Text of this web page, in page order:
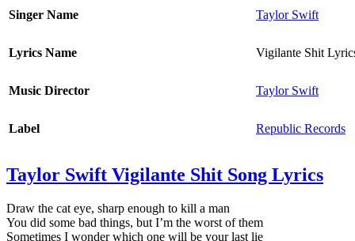
Singer Name Taylor Swift
Lyrics Name Vigilante Shit
Music Director Taylor Swift
Label Republic Records
Taylor Swift Vigilante Shit Song Lyrics
Draw the cat eye, sharp enough to kill a man
You did some bad things, but I’m the worst of them
Sometimes I wonder which one will be your last lie